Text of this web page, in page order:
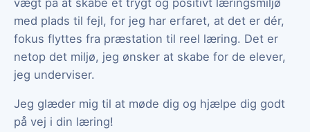
med plads til fejl, for jeg har erfaret, at det er dér,
fokus flyttes fra præstation til reel læring. Det er
netop det miljø, jeg ønsker at skabe for de elever,
jeg underviser.
Jeg glæder mig til at møde dig og hjælpe dig godt
på vej i din læring!